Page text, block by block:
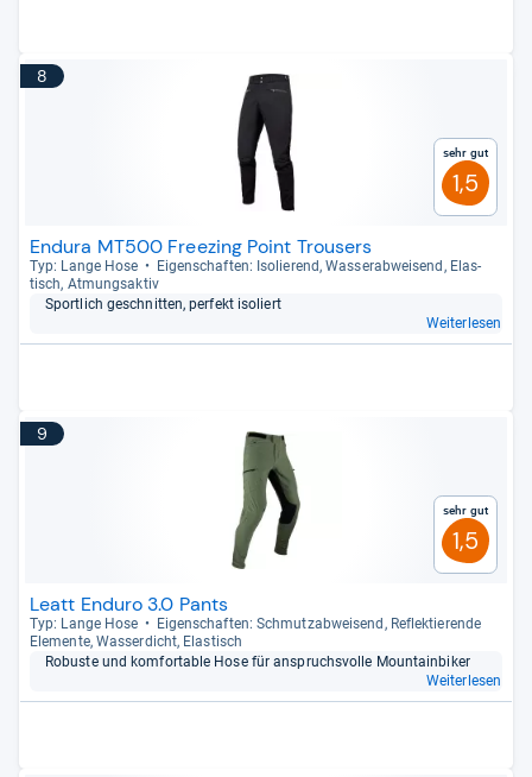
8
Sehr gut
1,5
Endura MT500 Freezing Point Trousers
Typ: Lange Hose
Eigen­schaf­ten: Iso­lie­rend, Was­ser­ab­wei­send, Elas­
tisch, Atmungs­ak­tiv
Sport­lich geschnit­ten, per­fekt iso­liert
Weiterlesen
9
Sehr gut
1,5
Leatt Enduro 3.0 Pants
Typ: Lange Hose
Eigen­schaf­ten: Schmutz­ab­wei­send, Reflek­tie­rende
Ele­mente, Was­ser­dicht, Elas­tisch
Robuste und kom­for­ta­ble Hose für anspruchs­volle Moun­tain­bi­ker
Weiterlesen